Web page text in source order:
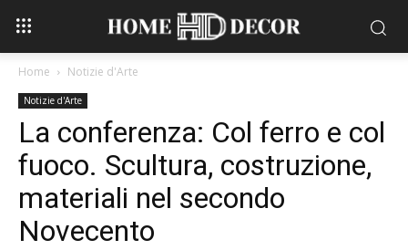
Home Notizie d'Arte
Notizie d'Arte
La conferenza: Col ferro e col
fuoco. Scultura, costruzione,
materiali nel secondo
Novecento